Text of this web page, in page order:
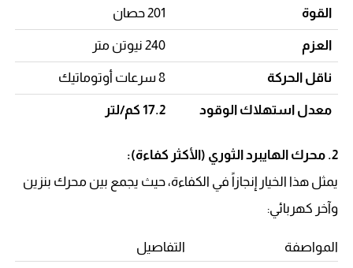
القوة 201 حصان
العزم 240 نيوتن متر
ناقل الحركة 8 سرعات أوتوماتيك
معدل استهلاك الوقود 17.2 كم/لتر
2. محرك الهايبرد الثوري (الأكثر كفاءة):
يمثل هذا الخيار إنجازاً في الكفاءة، حيث يجمع بين محرك بنزين
وآخر كهربائي:
المواصفة
التفاصيل